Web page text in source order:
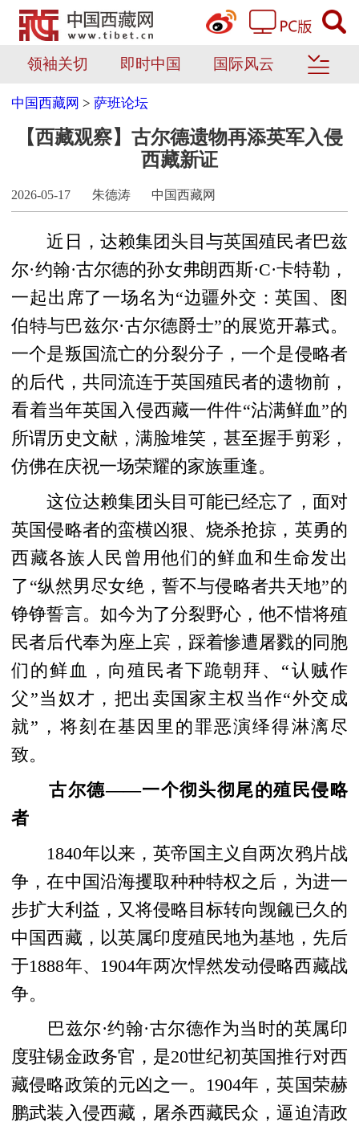
领袖关切 即时中国 国际风云
中国西藏网 > 萨班论坛
【西藏观察】古尔德遗物再添英军入侵
西藏新证
2026-05-17 朱德涛 中国西藏网
近日，达赖集团头目与英国殖民者巴兹
尔·约翰·古尔德的孙女弗朗西斯·C·卡特勒，
一起出席了一场名为“边疆外交：英国、图
伯特与巴兹尔·古尔德爵士”的展览开幕式。
一个是叛国流亡的分裂分子，一个是侵略者
的后代，共同流连于英国殖民者的遗物前，
看着当年英国入侵西藏一件件“沾满鲜血”的
所谓历史文献，满脸堆笑，甚至握手剪彩，
仿佛在庆祝一场荣耀的家族重逢。
这位达赖集团头目可能已经忘了，面对
英国侵略者的蛮横凶狠、烧杀抢掠，英勇的
西藏各族人民曾用他们的鲜血和生命发出
了“纵然男尽女绝，誓不与侵略者共天地”的
铮铮誓言。如今为了分裂野心，他不惜将殖
民者后代奉为座上宾，踩着惨遭屠戮的同胞
们的鲜血，向殖民者下跪朝拜、“认贼作
父”当奴才，把出卖国家主权当作“外交成
就”，将刻在基因里的罪恶演绎得淋漓尽
致。
古尔德——一个彻头彻尾的殖民侵略
者
1840年以来，英帝国主义自两次鸦片战
争，在中国沿海攫取种种特权之后，为进一
步扩大利益，又将侵略目标转向觊觎已久的
中国西藏，以英属印度殖民地为基地，先后
于1888年、1904年两次悍然发动侵略西藏战
争。
巴兹尔·约翰·古尔德作为当时的英属印
度驻锡金政务官，是20世纪初英国推行对西
藏侵略政策的元凶之一。1904年，英国荣赫
鹏武装入侵西藏，屠杀西藏民众，逼迫清政